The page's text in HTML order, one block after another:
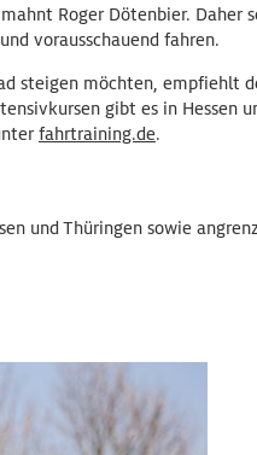
Roger Dötenbier. Daher
vorausschauend fahren.
steigen möchten, empfiehlt
gibt es in Hessen
fahrtraining.de.
und Thüringen sowie